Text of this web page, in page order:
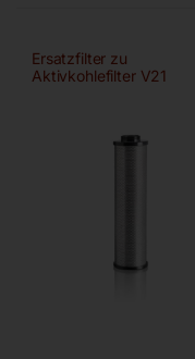
Ersatzfilter zu
Aktivkohlefilter V21